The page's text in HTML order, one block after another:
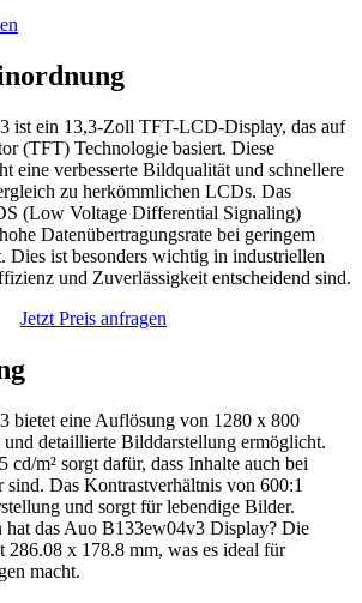
ist ein 13,3-Zoll TFT-LCD-Display, das auf
(TFT) Technologie basiert. Diese
eine verbesserte Bildqualität und schnellere
zu herkömmlichen LCDs. Das
(Low Voltage Differential Signaling)
Datenübertragungsrate bei geringem
Dies ist besonders wichtig in industriellen
und Zuverlässigkeit entscheidend sind.
Jetzt Preis anfragen
bietet eine Auflösung von 1280 x 800
detaillierte Bilddarstellung ermöglicht.
m² sorgt dafür, dass Inhalte auch bei
sind. Das Kontrastverhältnis von 600:1
und sorgt für lebendige Bilder.
hat das Auo B133ew04v3 Display? Die
286.08 x 178.8 mm, was es ideal für
macht.